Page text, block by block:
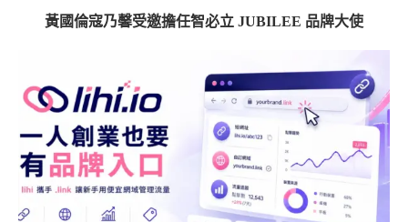
黃國倫寇乃馨受邀擔任智必立 JUBILEE 品牌大使